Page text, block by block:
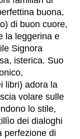
buona,
di buon cuore,
la leggerina e
Signora
isterica. Suo
libri) adora la
volare sulle
lo stile,
dei dialoghi
perfezione di